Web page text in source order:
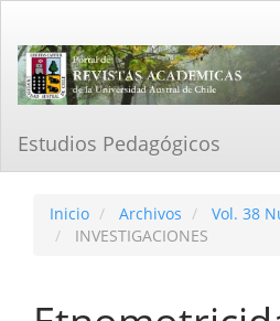
Contenido
principal
Barra
Estudios Pedagógicos
Inicio Archivos
Vol. 38
INVESTIGACIONES